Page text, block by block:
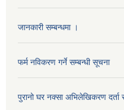
जानकारी सम्बन्धमा ।
फर्म नविकरण गर्ने सम्बन्धी सूचना
पुरानो घर नक्सा अभिलेखिकरण दर्ता